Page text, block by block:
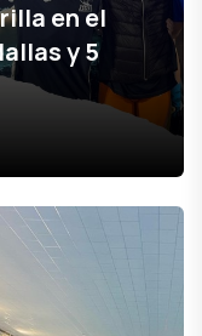
en el
y 5